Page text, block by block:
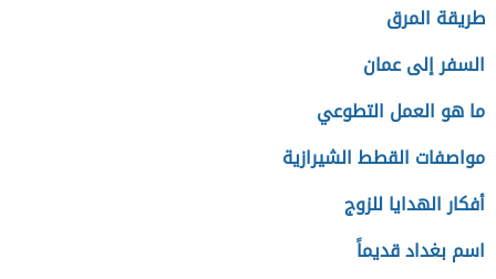
طريقة المرق
السفر إلى عمان
ما هو العمل التطوعي
مواصفات القطط الشيرازية
أفكار الهدايا للزوج
اسم بغداد قديماً